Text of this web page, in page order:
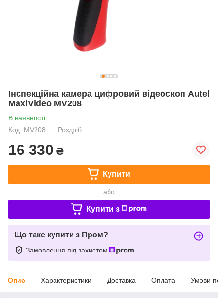
Інспекційна камера цифровий відеоскоп Autel
MaxiVideo MV208
В наявності
Код: MV208
Роздріб
16 330 ₴
Купити
або
Купити з
Що таке купити з Пром?
Замовлення під захистом
Опис Характеристики Доставка Оплата Умови